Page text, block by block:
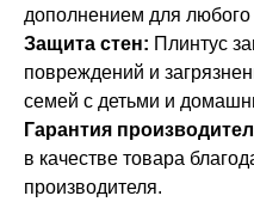
дополнением для любого
Защита стен: Плинтус
повреждений и
семей с детьми и
Гарантия
в качестве товара
производителя.